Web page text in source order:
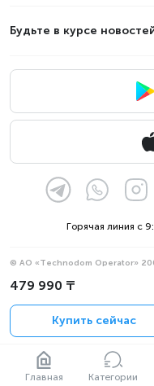
Главная Категории
479 990 ₸
Купить сейчас
Будьте в курсе
Горячая линия с
© АО «Technodom Operator»
Мы принимаем:
Политика конфиденциальности